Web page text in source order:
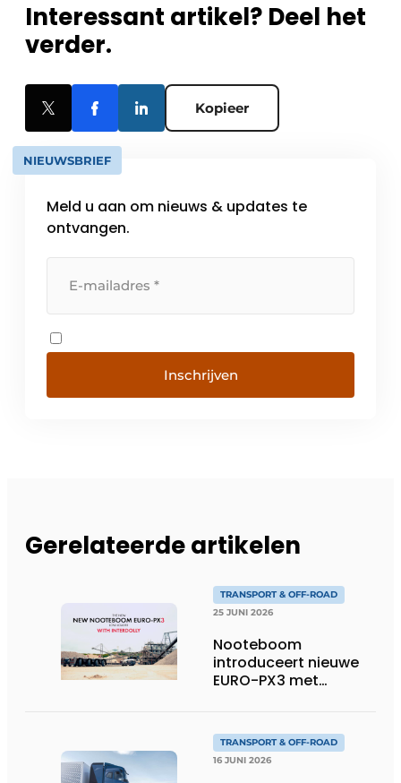
Interessant artikel? Deel het
verder.
Kopieer
NIEUWSBRIEF
Meld u aan om nieuws & updates te
ontvangen.
Inschrijven
Gerelateerde artikelen
TRANSPORT & OFF-ROAD
25 JUNI 2026
Nooteboom
introduceert nieuwe
EURO-PX3 met
flexibiliteit in speciaal
transport
TRANSPORT & OFF-ROAD
16 JUNI 2026